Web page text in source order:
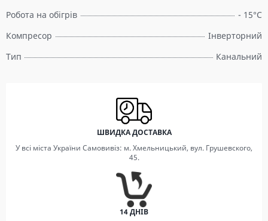
Робота на обігрів
- 15°C
Компресор
Інверторний
Тип
Канальний
ШВИДКА ДОСТАВКА
У всі міста України Самовивіз: м. Хмельницький, вул. Грушевского,
45.
14 ДНІВ